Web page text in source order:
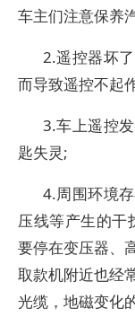
车主们注意保养
2.遥控器坏
而导致遥控不起
3.车上遥控
匙失灵;
4.周围环境
压线等产生的干
要停在变压器、
取款机附近也经
光缆，地磁变化